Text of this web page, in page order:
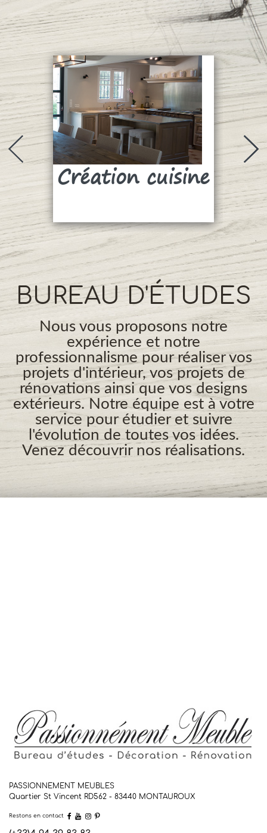
Création cuisine
BUREAU D'ÉTUDES
Nous vous proposons notre
expérience et notre
professionnalisme pour réaliser vos
projets d'intérieur, vos projets de
rénovations ainsi que vos designs
extérieurs. Notre équipe est à votre
service pour étudier et suivre
l'évolution de toutes vos idées.
Venez découvrir nos réalisations.
PASSIONNEMENT MEUBLES
Quartier St Vincent RD562 - 83440 MONTAUROUX
Restons en contact